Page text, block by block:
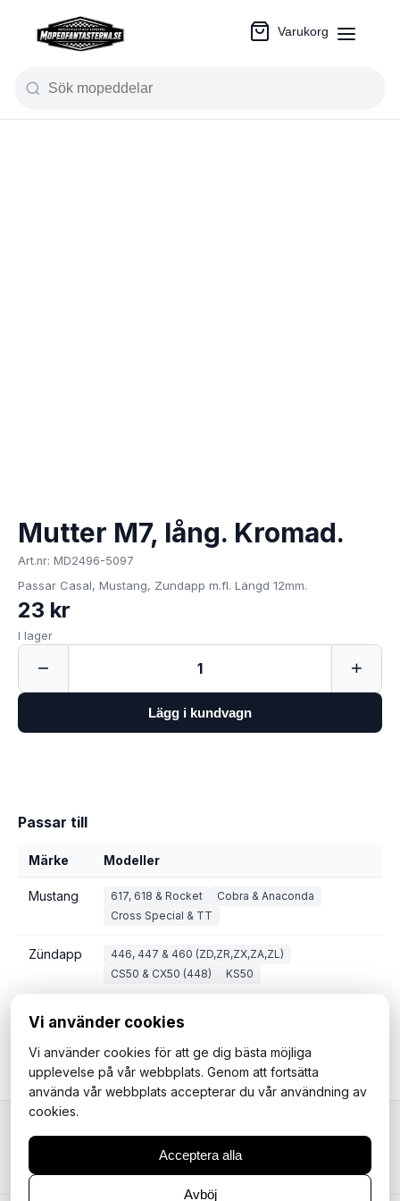
Varukorg
Mutter M7, lång. Kromad.
Art.nr: MD2496-5097
Passar Casal, Mustang, Zundapp m.fl. Längd 12mm.
23 kr
I lager
− 1 +
Lägg i kundvagn
Passar till
Märke Modeller
Mustang 617, 618 & Rocket
Cobra & Anaconda
Cross Special & TT
Zündapp
446, 447 & 460 (ZD,ZR,ZX,ZA,ZL)
CS50 & CX50 (448)
KS50
Mopedfantasterna
Vi använder cookies
Vi använder cookies för att ge dig bästa möjliga
upplevelse på vår webbplats. Genom att fortsätta
använda vår webbplats accepterar du vår användning av
cookies.
Acceptera alla
Avböj